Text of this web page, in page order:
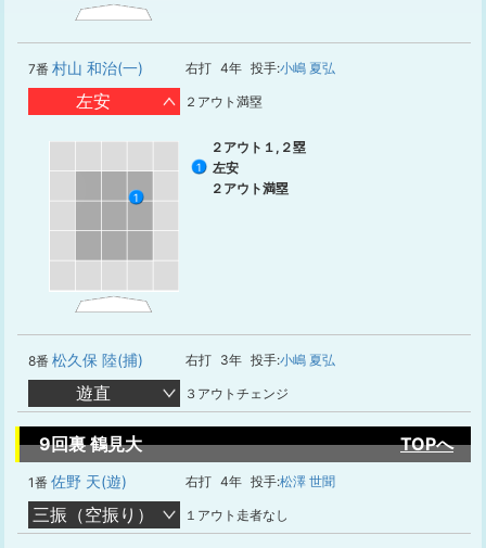
7番 村山 和治(一) 右打 4年 投手:小嶋 夏弘
左安 ２アウト満塁
1
２アウト１,２塁
1
左安
２アウト満塁
8番 松久保 陸(捕) 右打 3年 投手:小嶋 夏弘
遊直 ３アウトチェンジ
9回裏 鶴見大 TOPへ
1番 佐野 天(遊) 右打 4年 投手:松澤 世聞
三振（空振り） １アウト走者なし